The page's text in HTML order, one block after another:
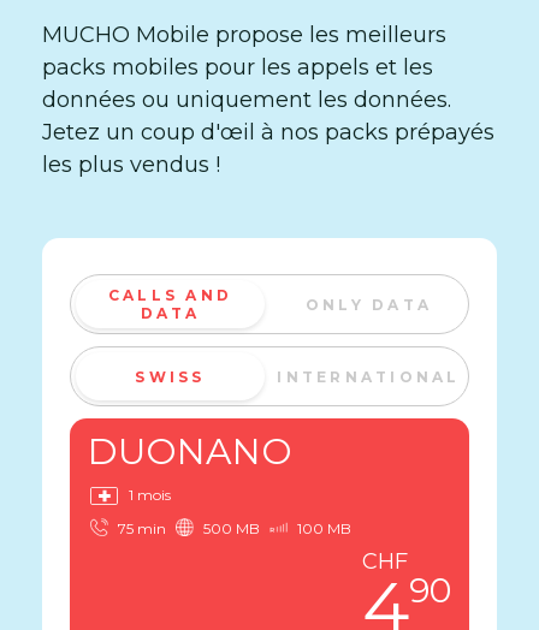
MUCHO Mobile propose les meilleurs
packs mobiles pour les appels et les
données ou uniquement les données.
Jetez un coup d'œil à nos packs prépayés
les plus vendus !
CALLS AND
DATA
ONLY DATA
SWISS INTERNATIONAL
DUONANO
1 mois
75 min
500 MB 100 MB
CHF
490